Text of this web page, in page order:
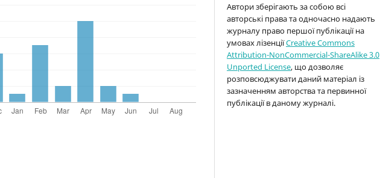
Автори зберігають за собою всі
авторські права та одночасно надають
журналу право першої публікації на
умовах лізенціїCreative Commons
Attribution-NonCommercial-ShareAlike 3.0
Unported License, що дозволяє
розповсюджувати даний матеріал із
зазначенням авторства та первинної
публікації в даному журналі.